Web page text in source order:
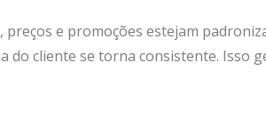
e promoções estejam
do cliente se torna consistente. Isso